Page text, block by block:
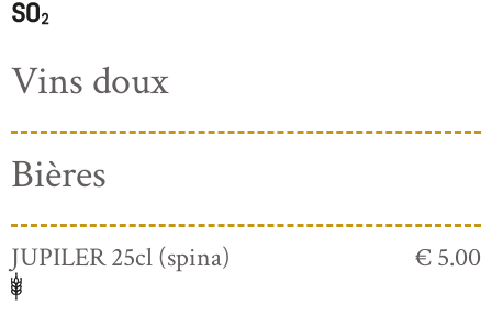
Vins doux
Bières
JUPILER 25cl (spina) € 5.00